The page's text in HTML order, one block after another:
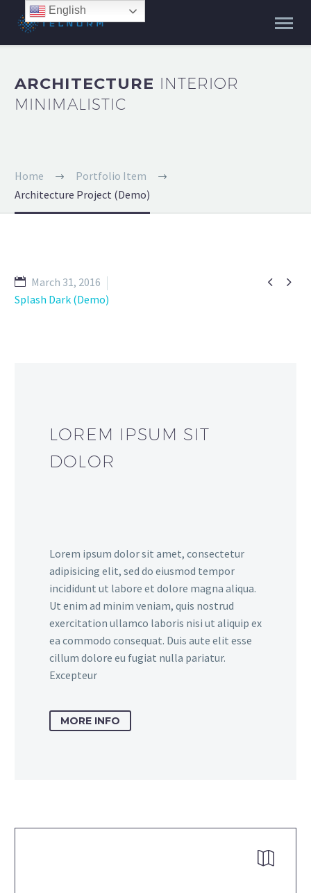
ARCHITECTURE INTERIOR
MINIMALISTIC
Home
Portfolio Item
Architecture Project (Demo)
 
March 31, 2016
Splash Dark (Demo)
LOREM IPSUM SIT
DOLOR
Lorem ipsum dolor sit amet, consectetur
adipisicing elit, sed do eiusmod tempor
incididunt ut labore et dolore magna aliqua.
Ut enim ad minim veniam, quis nostrud
exercitation ullamco laboris nisi ut aliquip ex
ea commodo consequat. Duis aute elit esse
cillum dolore eu fugiat nulla pariatur.
Excepteur
MORE INFO


English